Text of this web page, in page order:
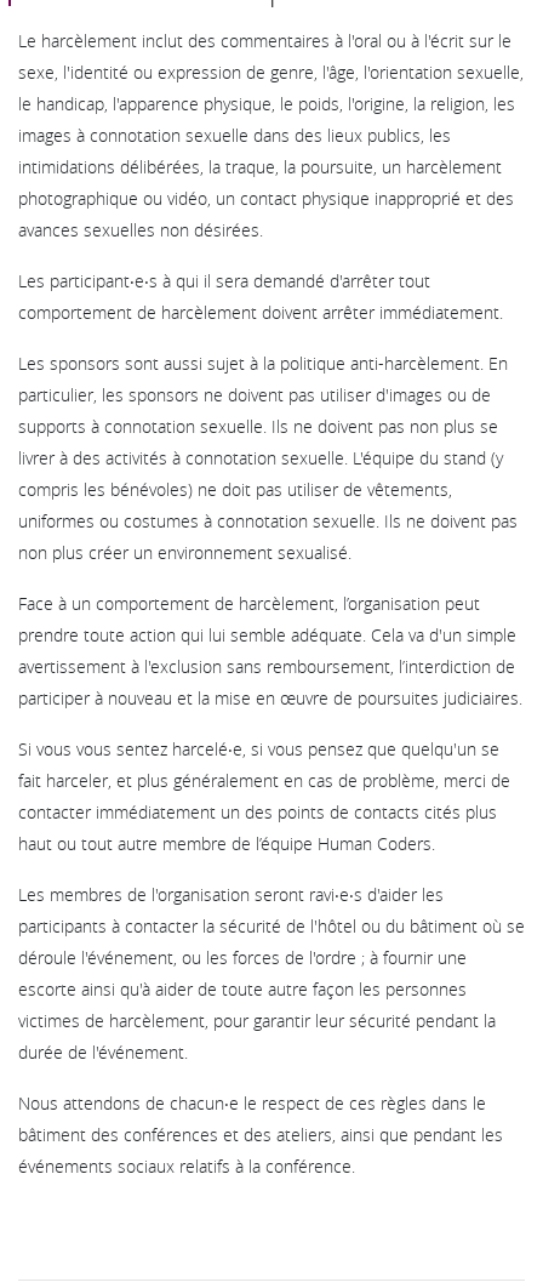
Le harcèlement inclut des commentaires à l'oral ou à l'écrit sur le
sexe, l'identité ou expression de genre, l'âge, l'orientation sexuelle,
le handicap, l'apparence physique, le poids, l'origine, la religion, les
images à connotation sexuelle dans des lieux publics, les
intimidations délibérées, la traque, la poursuite, un harcèlement
photographique ou vidéo, un contact physique inapproprié et des
avances sexuelles non désirées.
Les participant‧e‧s à qui il sera demandé d'arrêter tout
comportement de harcèlement doivent arrêter immédiatement.
Les sponsors sont aussi sujet à la politique anti-harcèlement. En
particulier, les sponsors ne doivent pas utiliser d'images ou de
supports à connotation sexuelle. Ils ne doivent pas non plus se
livrer à des activités à connotation sexuelle. L'équipe du stand (y
compris les bénévoles) ne doit pas utiliser de vêtements,
uniformes ou costumes à connotation sexuelle. Ils ne doivent pas
non plus créer un environnement sexualisé.
Face à un comportement de harcèlement, l’organisation peut
prendre toute action qui lui semble adéquate. Cela va d'un simple
avertissement à l'exclusion sans remboursement, l’interdiction de
participer à nouveau et la mise en œuvre de poursuites judiciaires.
Si vous vous sentez harcelé‧e, si vous pensez que quelqu'un se
fait harceler, et plus généralement en cas de problème, merci de
contacter immédiatement un des points de contacts cités plus
haut ou tout autre membre de l’équipe Human Coders.
Les membres de l'organisation seront ravi‧e‧s d'aider les
participants à contacter la sécurité de l'hôtel ou du bâtiment où se
déroule l'événement, ou les forces de l'ordre ; à fournir une
escorte ainsi qu'à aider de toute autre façon les personnes
victimes de harcèlement, pour garantir leur sécurité pendant la
durée de l'événement.
Nous attendons de chacun‧e le respect de ces règles dans le
bâtiment des conférences et des ateliers, ainsi que pendant les
événements sociaux relatifs à la conférence.